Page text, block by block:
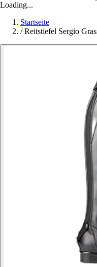
Loading...
Startseite
/ Reitstiefel Sergio